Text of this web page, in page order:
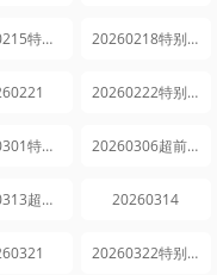
20260215特别企划 20260218特别企划
20260222特别企划
20260301特别企划 20260306超前探班
20260313超前探班 20260314
20260322特别企划